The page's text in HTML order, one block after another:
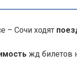
– Сочи ходят
жд билетов